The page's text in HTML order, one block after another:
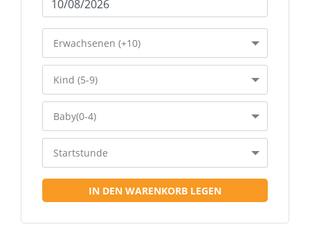
Erwachsenen (+10)
Kind (5-9)
Baby(0-4)
Startstunde
IN DEN WARENKORB LEGEN